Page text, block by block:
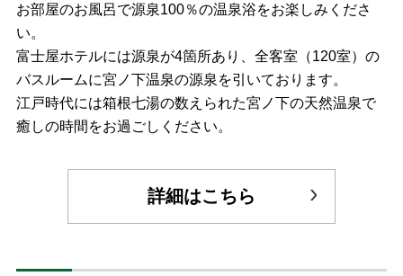
お部屋のお風呂で源泉100％の温泉浴をお楽しみくださ
い。
富士屋ホテルには源泉が4箇所あり、全客室（120室）の
バスルームに宮ノ下温泉の源泉を引いております。
江戸時代には箱根七湯の数えられた宮ノ下の天然温泉で
癒しの時間をお過ごしください。
詳細はこちら